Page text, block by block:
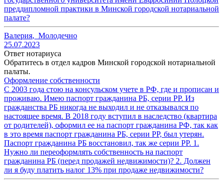
преддипломной практики в Минской городской нотариальной
палате?
Валерия, Молодечно
25.07.2023
Ответ нотариуса
Обратитесь в отдел кадров Минской городской нотариальной
палаты.
Оформление собственности
С 2003 года стою на консульском учете в РФ, где и прописан и
проживаю. Имею паспорт гражданина РБ, серии РР. Из
гражданства РБ никогда не выходил и не отказывался по
настоящее время. В 2018 году вступил в наследство (квартира
от родителей), оформил ее на паспорт гражданина РФ, так как
в это время паспорт гражданина РБ, серии РР, был утерян.
Паспорт гражданина РБ восстановил, так же серии РР. 1.
Нужно ли переоформлять собственность на паспорт
гражданина РБ (перед продажей недвижимости)? 2. Должен
ли я буду платить налог 13% при продаже недвижимости?